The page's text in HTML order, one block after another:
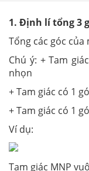
1. Định lí tổng 3
Tổng các góc
Chú ý: + Tam
nhọn
+ Tam giác có 1
+ Tam giác có 1
Ví dụ:
Tam giác MNP